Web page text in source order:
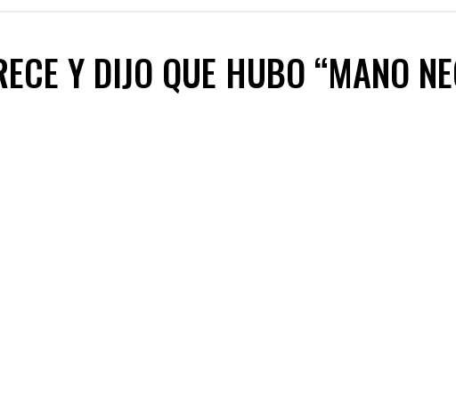
Y DIJO QUE HUBO “MANO